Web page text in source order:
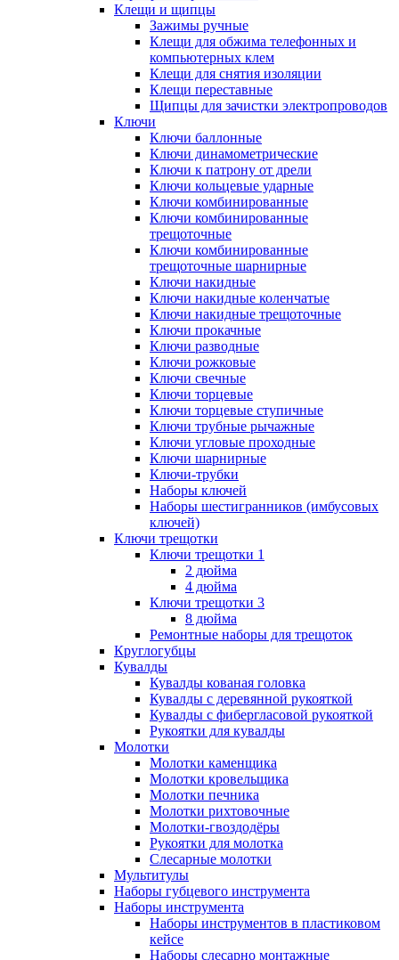
Клещи и щипцы
Зажимы ручные
Клещи для обжима телефонных и
компьютерных клем
Клещи для снятия изоляции
Клещи переставные
Щипцы для зачистки электропроводов
Ключи
Ключи баллонные
Ключи динамометрические
Ключи к патрону от дрели
Ключи кольцевые ударные
Ключи комбинированные
Ключи комбинированные
трещоточные
Ключи комбинированные
трещоточные шарнирные
Ключи накидные
Ключи накидные коленчатые
Ключи накидные трещоточные
Ключи прокачные
Ключи разводные
Ключи рожковые
Ключи свечные
Ключи торцевые
Ключи торцевые ступичные
Ключи трубные рычажные
Ключи угловые проходные
Ключи шарнирные
Ключи-трубки
Наборы ключей
Наборы шестигранников (имбусовых
ключей)
Ключи трещотки
Ключи трещотки 1
2 дюйма
4 дюйма
Ключи трещотки 3
8 дюйма
Ремонтные наборы для трещоток
Круглогубцы
Кувалды
Кувалды кованая головка
Кувалды с деревянной рукояткой
Кувалды с фибергласовой рукояткой
Рукоятки для кувалды
Молотки
Молотки каменщика
Молотки кровельщика
Молотки печника
Молотки рихтовочные
Молотки-гвоздодёры
Рукоятки для молотка
Слесарные молотки
Мультитулы
Наборы губцевого инструмента
Наборы инструмента
Наборы инструментов в пластиковом
кейсе
Наборы слесарно монтажные